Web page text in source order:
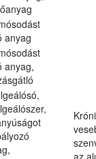
anyag
anyag,
az